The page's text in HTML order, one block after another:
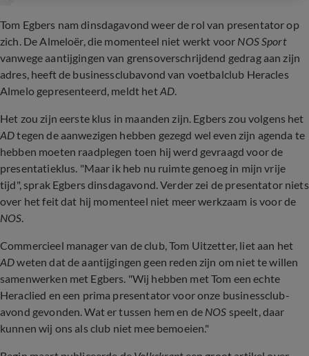
Tom Egbers nam dinsdagavond weer de rol van presentator op
zich. De Almeloër, die momenteel niet werkt voor NOS Sport
vanwege aantijgingen van grensoverschrijdend gedrag aan zijn
adres, heeft de businessclubavond van voetbalclub Heracles
Almelo gepresenteerd, meldt hetAD.
Het zou zijn eerste klus in maanden zijn. Egbers zou volgens het
ADtegen de aanwezigen hebben gezegd wel even zijn agenda te
hebben moeten raadplegen toen hij werd gevraagd voor de
presentatieklus. "Maar ik heb nu ruimte genoeg in mijn vrije
tijd", sprak Egbers dinsdagavond. Verder zei de presentator niets
over het feit dat hij momenteel niet meer werkzaam is voor de
NOS.
Commercieel manager van de club, Tom Uitzetter, liet aan het
ADweten dat de aantijgingen geen reden zijn om niet te willen
samenwerken met Egbers. "Wij hebben met Tom een echte
Heraclied en een prima presentator voor onze businessclub-
avond gevonden. Wat er tussen hem en de NOS speelt, daar
kunnen wij ons als club niet mee bemoeien."